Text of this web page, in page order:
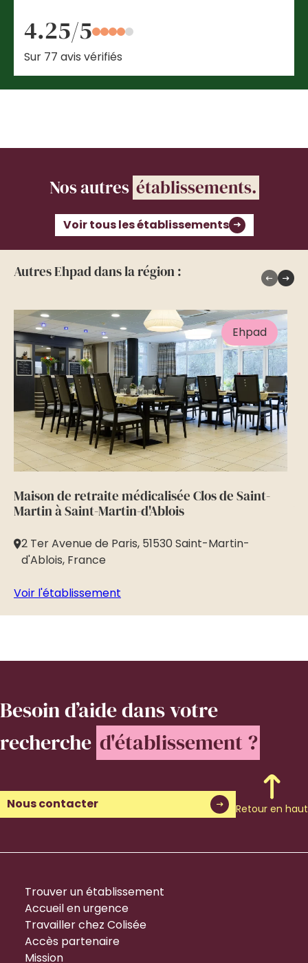
4.25/5
Sur 77 avis vérifiés
Nos autres établissements.
Voir tous les établissements
Autres Ehpad dans la région :
Ehpad
Maison de retraite médicalisée Clos de Saint-
Martin à Saint-Martin-d'Ablois
2 Ter Avenue de Paris, 51530 Saint-Martin-
d'Ablois, France
Voir l'établissement
Besoin d’aidedans votre
recherche d'établissement ?
Nous contacter Retour en haut
Trouver un établissement
Accueil en urgence
Travailler chez Colisée
Accès partenaire
Mission